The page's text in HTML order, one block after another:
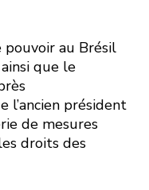
au Brésil
que le
l’ancien président
de mesures
droits des